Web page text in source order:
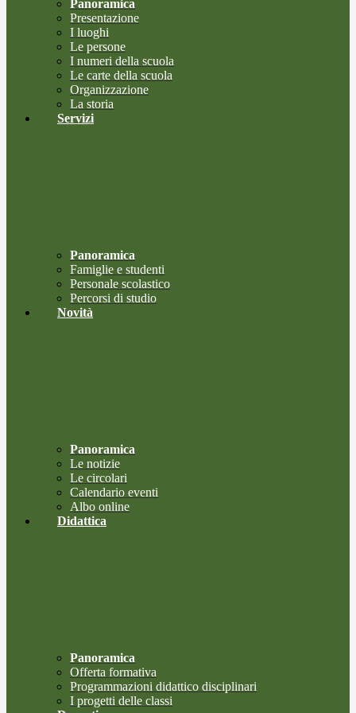
Panoramica
Presentazione
I luoghi
Le persone
I numeri della scuola
Le carte della scuola
Organizzazione
La storia
Servizi
Panoramica
Famiglie e studenti
Personale scolastico
Percorsi di studio
Novità
Panoramica
Le notizie
Le circolari
Calendario eventi
Albo online
Didattica
Panoramica
Offerta formativa
Programmazioni didattico disciplinari
I progetti delle classi